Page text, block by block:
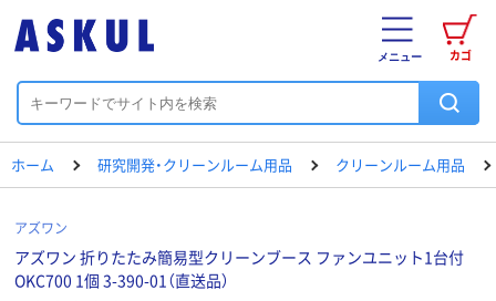
カゴ
メニュー
ホーム 研究開発・クリーンルーム用品 クリーンルーム用品
アズワン
アズワン 折りたたみ簡易型クリーンブース ファンユニット1台付
OKC700 1個 3-390-01（直送品）